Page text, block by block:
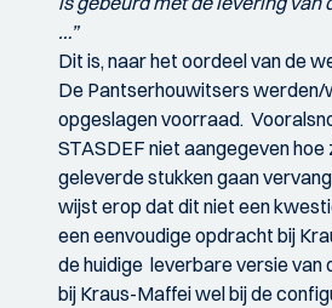
…”
Dit is, naar het oordeel van de
De Pantserhouwitsers werden/
opgeslagen voorraad.
STASDEF niet aangegeven
geleverde stukken gaan
wijst erop dat dit niet een
een eenvoudige opdracht bij
de huidige leverbare versie
bij Kraus-Maffei wel bij de